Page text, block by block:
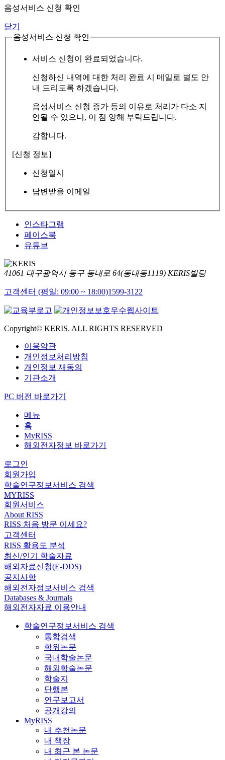
음성서비스 신청 확인
닫기
음성서비스 신청 확인
서비스 신청이 완료되었습니다.
신청하신 내역에 대한 처리 완료 시 메일로 별도 안
내 드리도록 하겠습니다.
음성서비스 신청 증가 등의 이유로 처리가 다소 지
연될 수 있으니, 이 점 양해 부탁드립니다.
감합니다.
[신청 정보]
신청일시
답변받을 이메일
인스타그램
페이스북
유튜브
41061 대구광역시 동구 동내로 64(동내동1119) KERIS빌딩
고객센터 (평일: 09:00 ~ 18:00)1599-3122
Copyright© KERIS. ALL RIGHTS RESERVED
이용약관
개인정보처리방침
개인정보 재동의
기관소개
PC 버전 바로가기
메뉴
홈
MyRISS
해외전자정보 바로가기
로그인
회원가입
학술연구정보서비스 검색
MYRISS
회원서비스
About RISS
RISS 처음 방문 이세요?
고객센터
RISS 활용도 분석
최신/인기 학술자료
해외자료신청(E-DDS)
공지사항
해외전자정보서비스 검색
Databases & Journals
해외전자자료 이용안내
학술연구정보서비스 검색
통합검색
학위논문
국내학술논문
해외학술논문
학술지
단행본
연구보고서
공개강의
MyRISS
내 추천논문
내 책장
내 최근 본 논문